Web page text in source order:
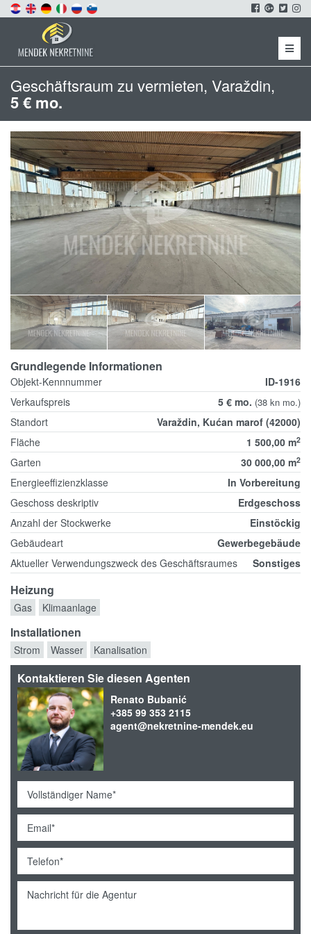
Menu
Geschäftsraum zu vermieten, Varaždin,
5 € mo.
Grundlegende Informationen
Objekt-Kennnummer
ID-1916
Verkaufspreis
5 € mo. (38 kn mo.)
Standort
Varaždin, Kućan marof (42000)
Fläche
1 500,00 m2
Garten 30 000,00 m2
Energieeffizienzklasse
In Vorbereitung
Geschoss deskriptiv
Erdgeschoss
Anzahl der Stockwerke
Einstöckig
Gebäudeart
Gewerbegebäude
Aktueller Verwendungszweck des Geschäftsraumes
Sonstiges
Heizung
Gas Klimaanlage
Installationen
Strom Wasser Kanalisation
Kontaktieren Sie diesen Agenten
Renato Bubanić
+385 99 353 2115
agent@nekretnine-mendek.eu